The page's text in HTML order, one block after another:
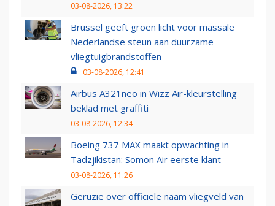
03-08-2026, 13:22
Brussel geeft groen licht voor massale
Nederlandse steun aan duurzame
vliegtuigbrandstoffen
03-08-2026, 12:41
Airbus A321neo in Wizz Air-kleurstelling
beklad met graffiti
03-08-2026, 12:34
Boeing 737 MAX maakt opwachting in
Tadzjikistan: Somon Air eerste klant
03-08-2026, 11:26
Geruzie over officiële naam vliegveld van